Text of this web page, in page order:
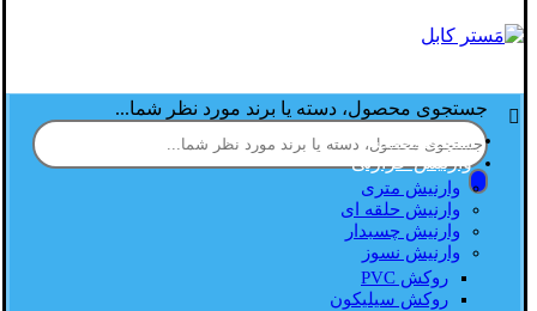
جستجوی محصول، دسته یا برند مورد نظر شما...
صفحه اصلی
وارنیش حرارتی
وارنیش متری
وارنیش حلقه ای
وارنیش چسبدار
وارنیش نسوز
روکش PVC
روکش سیلیکون